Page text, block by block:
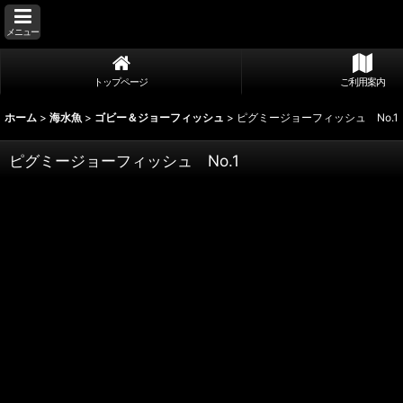
メニュー
トップページ ご利用案内
ホーム > 海水魚 > ゴビー＆ジョーフィッシュ > ピグミージョーフィッシュ No.1
ピグミージョーフィッシュ No.1